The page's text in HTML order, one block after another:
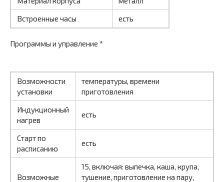
Встроенные часы
есть
Программы и управление *
Возможности
установки
температуры, времени
приготовления
Индукционный
нагрев
есть
Старт по
расписанию
есть
Возможные
15, включая: выпечка, каша, крупа,
тушение, приготовление на пару,